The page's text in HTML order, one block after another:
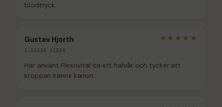
blodtryck.
Gustav Hjorth
3 DAGAR SEDAN
★★★★★
Har använt Flexovital ca ett halvår och tycker att
kroppen känns kanon.